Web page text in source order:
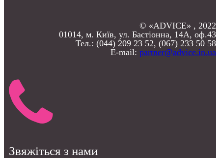
© «ADVICE» , 2022
01014, м. Київ, ул. Бастіонна, 14А, оф.43
Тел.: (044) 209 23 52, (067) 233 50 58
E-mail: partner@advice.in.ua
Звяжіться з нами